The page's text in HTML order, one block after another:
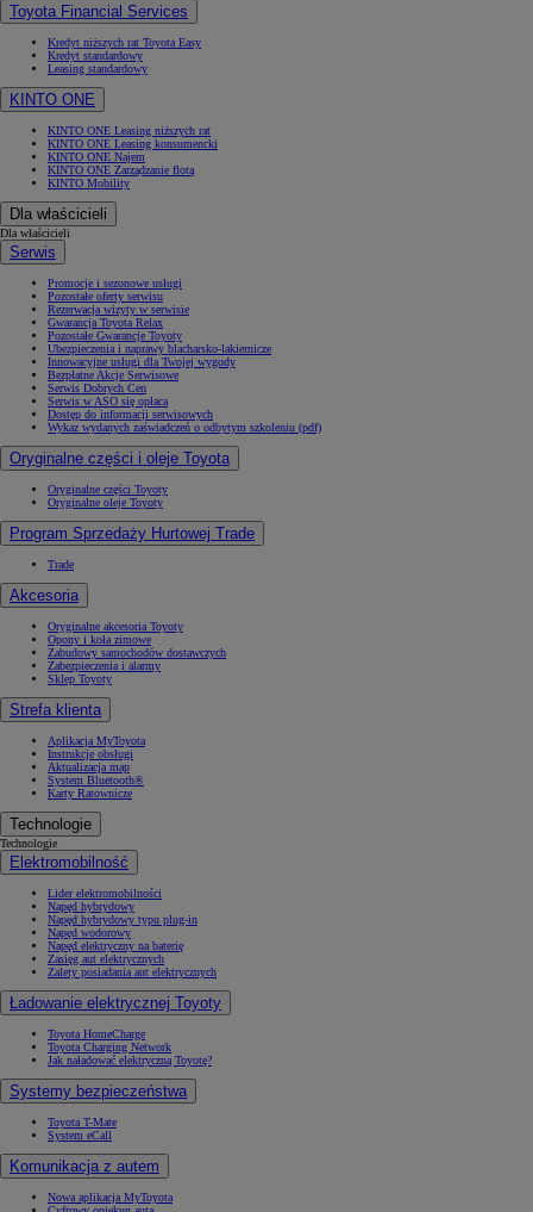
Toyota Financial Services
Kredyt niższych rat Toyota Easy
Kredyt standardowy
Leasing standardowy
KINTO ONE
KINTO ONE Leasing niższych rat
KINTO ONE Leasing konsumencki
KINTO ONE Najem
KINTO ONE Zarządzanie flotą
KINTO Mobility
Dla właścicieli
Dla właścicieli
Serwis
Promocje i sezonowe usługi
Pozostałe oferty serwisu
Rezerwacja wizyty w serwisie
Gwarancja Toyota Relax
Pozostałe Gwarancje Toyoty
Ubezpieczenia i naprawy blacharsko-lakiernicze
Innowacyjne usługi dla Twojej wygody
Bezpłatne Akcje Serwisowe
Serwis Dobrych Cen
Serwis w ASO się opłaca
Dostęp do informacji serwisowych
Wykaz wydanych zaświadczeń o odbytym szkoleniu (pdf)
Oryginalne części i oleje Toyota
Oryginalne części Toyoty
Oryginalne oleje Toyoty
Program Sprzedaży Hurtowej Trade
Trade
Akcesoria
Oryginalne akcesoria Toyoty
Opony i koła zimowe
Zabudowy samochodów dostawczych
Zabezpieczenia i alarmy
Sklep Toyoty
Strefa klienta
Aplikacja MyToyota
Instrukcje obsługi
Aktualizacja map
System Bluetooth®
Karty Ratownicze
Technologie
Technologie
Elektromobilność
Lider elektromobilności
Napęd hybrydowy
Napęd hybrydowy typu plug-in
Napęd wodorowy
Napęd elektryczny na baterię
Zasięg aut elektrycznych
Zalety posiadania aut elektrycznych
Ładowanie elektrycznej Toyoty
Toyota HomeCharge
Toyota Charging Network
Jak naładować elektryczną Toyotę?
Systemy bezpieczeństwa
Toyota T-Mate
System eCall
Komunikacja z autem
Nowa aplikacja MyToyota